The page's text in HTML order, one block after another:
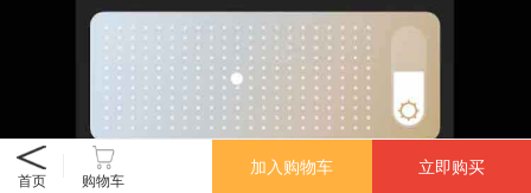
首页 购物车
立即购买
加入购物车